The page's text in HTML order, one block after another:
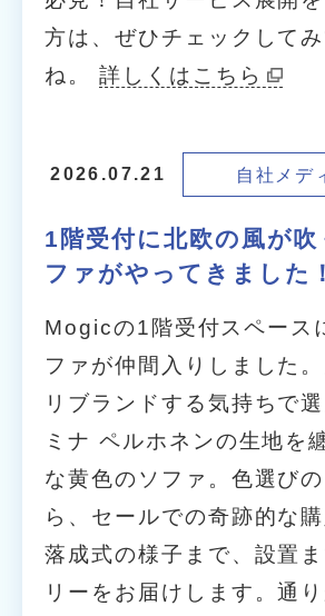
方は、ぜひチェックして
ね。詳しくはこちら
2026.07.21 自社メデ
1階受付に北欧の風が吹
ファがやってきました！
Mogicの1階受付スペース
ファが仲間入りしました
リブランドする気持ちで選
ミナ ペルホネンの生地を
な黄色のソファ。色選び
ら、セールでの奇跡的な
落成式の様子まで、設置
リーをお届けします。通